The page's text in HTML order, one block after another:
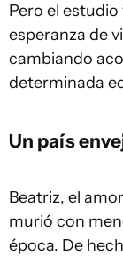
Pero el estudio
esperanza de
cambiando
determinada
Un país
Beatriz, el
murió con
época. De